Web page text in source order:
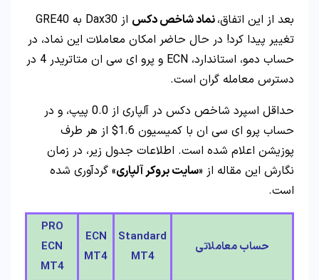
بعد از این اتفاق،نماد شاخص دکس
از Dax30 به GRE40
تغییر پیدا کرد! در حال حاضر امکان معاملات این نماد، در
حساب دمو، استاندارد، ECN و پرو ای سی ان متاتریدر 4 در
دسترس معامله گران است.
حداقل اسپرد شاخص دکس در آلپاری از 0.0 پیپ، و در
حساب پرو ای سی ان با کمیسیون 1.6$ از هر طرف
پوزیشن اعلام شده است. اطلاعات جدول زیر، در زمان
نگارش این مقاله از «سایت بروکر آلپاری» گردآوری شده
است.
حساب معاملاتی
Standard
MT4
ECN
MT4
PRO
ECN
MT4